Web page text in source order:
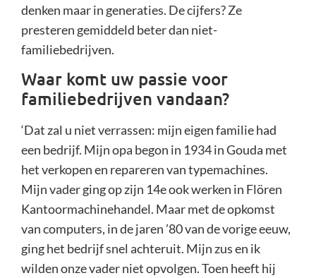
denken maar in generaties. De cijfers? Ze
presteren gemiddeld beter dan niet-
familiebedrijven.
Waar komt uw passie voor
familiebedrijven vandaan?
‘Dat zal u niet verrassen: mijn eigen familie had
een bedrijf. Mijn opa begon in 1934 in Gouda met
het verkopen en repareren van typemachines.
Mijn vader ging op zijn 14e ook werken in Flören
Kantoormachinehandel. Maar met de opkomst
van computers, in de jaren ’80 van de vorige eeuw,
ging het bedrijf snel achteruit. Mijn zus en ik
wilden onze vader niet opvolgen. Toen heeft hij